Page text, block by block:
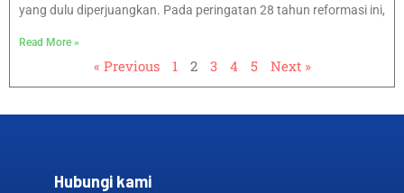
yang dulu diperjuangkan. Pada peringatan 28 tahun reformasi ini,
Read More »
« Previous 1 2 3 4 5 Next »
Hubungi kami​